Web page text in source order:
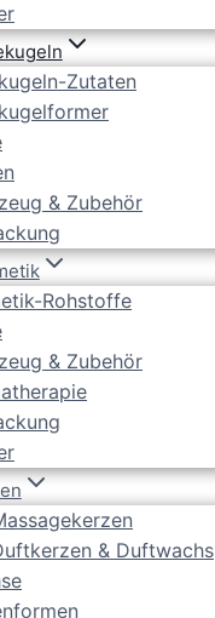
Zutaten
& Zubehör
Rohstoffe
& Zubehör
& Duftwachs